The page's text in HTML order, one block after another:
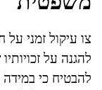
צו עיקול זמני
להגנה על
להבטיח כי